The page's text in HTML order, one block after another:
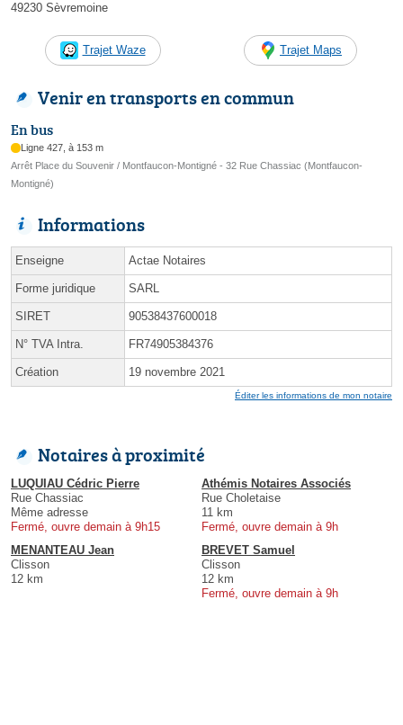
49230 Sèvremoine
Trajet Waze Trajet Maps
Venir en transports en commun
En bus
Ligne 427, à 153 m
Arrêt Place du Souvenir / Montfaucon-Montigné - 32 Rue Chassiac (Montfaucon-
Montigné)
Informations
Enseigne Actae Notaires
Forme juridique SARL
SIRET 90538437600018
N° TVA Intra. FR74905384376
Création 19 novembre 2021
Éditer les informations de mon notaire
Notaires à proximité
LUQUIAU Cédric Pierre
Rue Chassiac
Même adresse
Fermé, ouvre demain à 9h15
Athémis Notaires Associés
Rue Choletaise
11 km
Fermé, ouvre demain à 9h
MENANTEAU Jean
Clisson
12 km
BREVET Samuel
Clisson
12 km
Fermé, ouvre demain à 9h